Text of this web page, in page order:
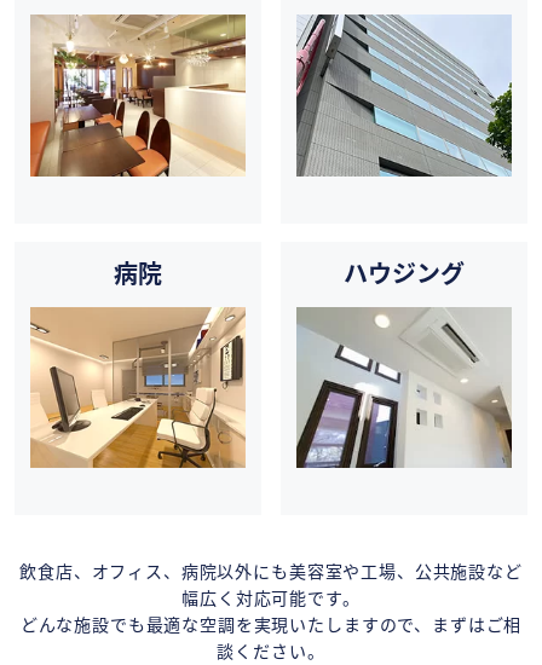
病院 ハウジング
飲食店、オフィス、病院以外にも美容室や工場、公共施設など
幅広く対応可能です。
どんな施設でも最適な空調を実現いたしますので、まずはご相
談ください。